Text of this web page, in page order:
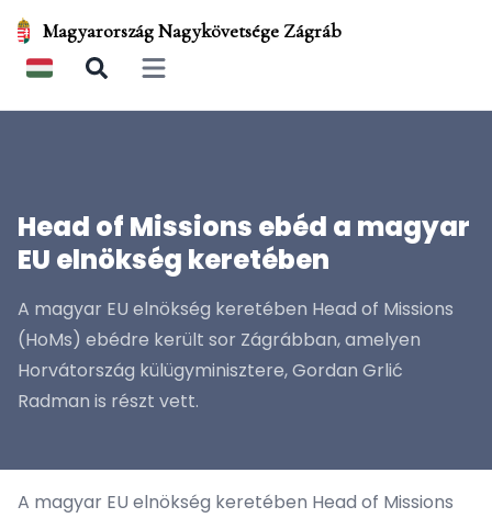
Magyarország Nagykövetsége Zágráb
Open main menu
Head of Missions ebéd a magyar
EU elnökség keretében
A magyar EU elnökség keretében Head of Missions
(HoMs) ebédre került sor Zágrábban, amelyen
Horvátország külügyminisztere, Gordan Grlić
Radman is részt vett.
A magyar EU elnökség keretében Head of Missions